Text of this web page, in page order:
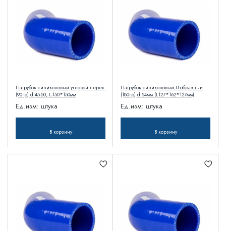
Патрубок силиконовый угловой перех.
(90гр) d 45-50, L-150*150мм
Ед.изм: штука
В корзину
Патрубок силиконовый U-образный
(180гр) d 54мм (L127*162*127мм)
Ед.изм: штука
В корзину